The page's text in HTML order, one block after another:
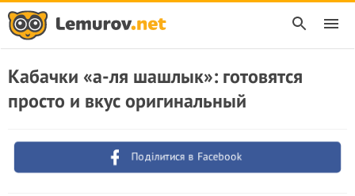
Кабачки «а-ля шашлык»: готовятся
просто и вкус оригинальный
Поділитися в Facebook